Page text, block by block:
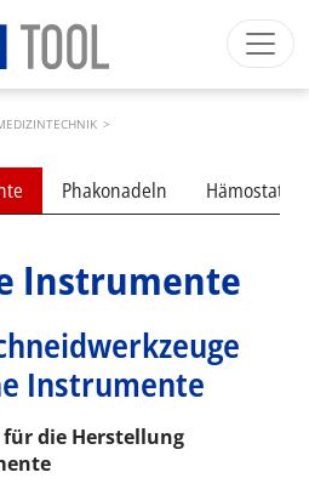
>
Phakonadeln
Instrumente
Instrumente
die Herstellung